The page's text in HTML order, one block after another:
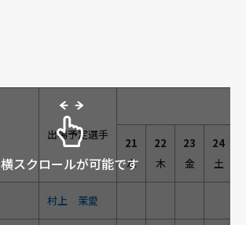
出場予定選手
21
水
22
木
23
金
24
土
村上 茉愛
横スクロールが可能です